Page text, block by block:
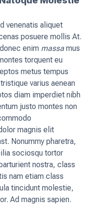
venenatis aliquet
posuere mollis At.
enim massa mus
torquent eu
metus tempus
varius aenean
diam imperdiet nibh
justo montes non
magnis elit
Nonummy pharetra,
sociosqu tortor
nostra, class
nam etiam class
tincidunt molestie,
Ad magnis sapien.